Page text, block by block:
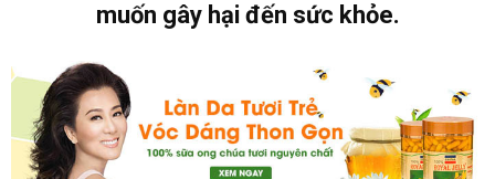
muốn gây hại đến sức khỏe.